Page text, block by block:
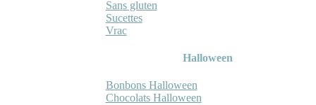
Sans gluten
Sucettes
Vrac
Halloween
Bonbons Halloween
Chocolats Halloween